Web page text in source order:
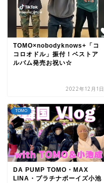
TOMO×nobodyknows+「コ
コロオドル」振付！ベストア
ルバム発売お祝い☆
2022年12月1日
TOMO
DA PUMP TOMO・MAX
LINA・プラチナボーイズ小池